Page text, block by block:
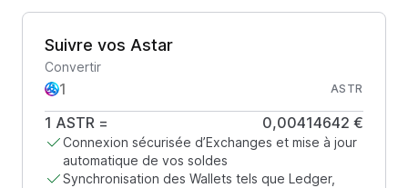
Suivre vos Astar
Convertir
ASTR
1 ASTR = 0,00414642 €
Connexion sécurisée d’Exchanges et mise à jour
automatique de vos soldes
Synchronisation des Wallets tels que Ledger,